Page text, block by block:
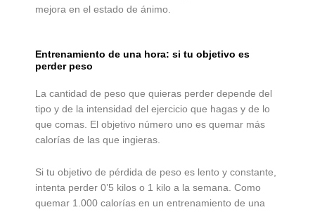
mejora en el estado de ánimo.
Entrenamiento de una hora: si tu objetivo es
perder peso
La cantidad de peso que quieras perder depende del
tipo y de la intensidad del ejercicio que hagas y de lo
que comas. El objetivo número uno es quemar más
calorías de las que ingieras.
Si tu objetivo de pérdida de peso es lento y constante,
intenta perder 0’5 kilos o 1 kilo a la semana. Como
quemar 1.000 calorías en un entrenamiento de una